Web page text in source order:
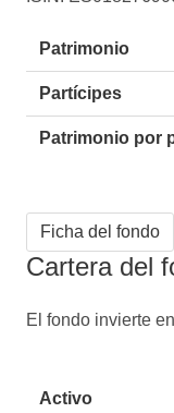
Patrimonio
Partícipes
Patrimonio por
Ficha del fondo
Cartera del
El fondo invierte en
Activo